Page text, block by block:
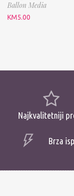
Ballon Media
KM5.00
Najkvalitetniji
Brza